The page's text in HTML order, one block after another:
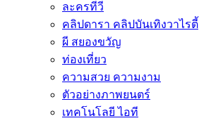
ละครทีวี
คลิปดารา คลิปบันเทิงวาไรตี้
ผี สยองขวัญ
ท่องเที่ยว
ความสวย ความงาม
ตัวอย่างภาพยนตร์
เทคโนโลยี ไอที